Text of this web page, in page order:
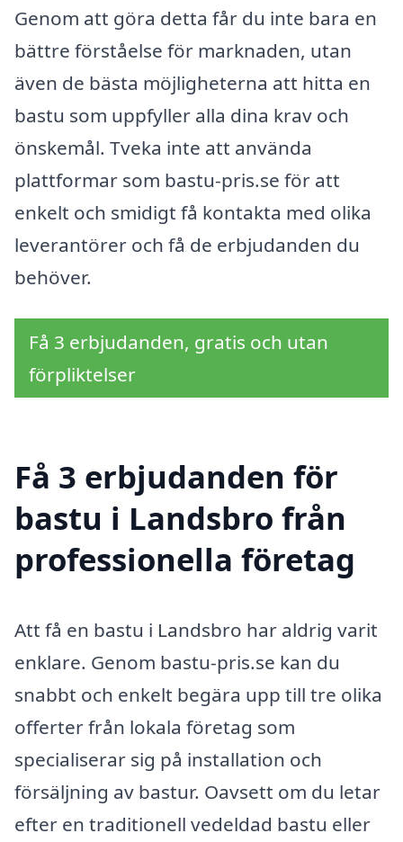
Genom att göra detta får du inte bara en
bättre förståelse för marknaden, utan
även de bästa möjligheterna att hitta en
bastu som uppfyller alla dina krav och
önskemål. Tveka inte att använda
plattformar som bastu-pris.se för att
enkelt och smidigt få kontakta med olika
leverantörer och få de erbjudanden du
behöver.
Få 3 erbjudanden, gratis och utan
förpliktelser
Få 3 erbjudanden för
bastu i Landsbro från
professionella företag
Att få en bastu i Landsbro har aldrig varit
enklare. Genom bastu-pris.se kan du
snabbt och enkelt begära upp till tre olika
offerter från lokala företag som
specialiserar sig på installation och
försäljning av bastur. Oavsett om du letar
efter en traditionell vedeldad bastu eller